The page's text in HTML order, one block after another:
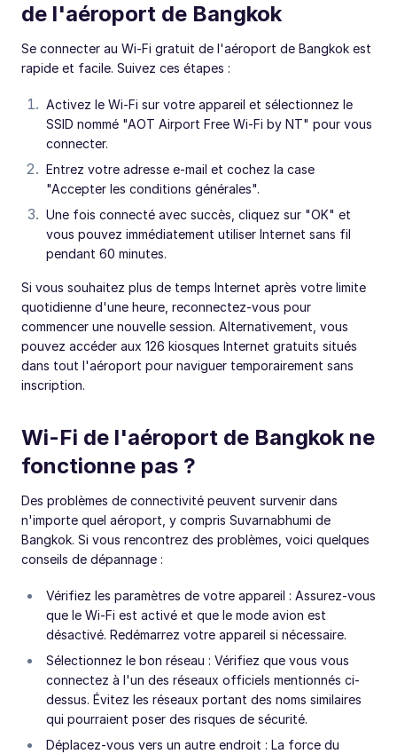
de l'aéroport de Bangkok
Se connecter au Wi-Fi gratuit de l'aéroport de Bangkok est
rapide et facile. Suivez ces étapes :
Activez le Wi-Fi sur votre appareil et sélectionnez le
SSID nommé "AOT Airport Free Wi-Fi by NT" pour vous
connecter.
Entrez votre adresse e-mail et cochez la case
"Accepter les conditions générales".
Une fois connecté avec succès, cliquez sur "OK" et
vous pouvez immédiatement utiliser Internet sans fil
pendant 60 minutes.
Si vous souhaitez plus de temps Internet après votre limite
quotidienne d'une heure, reconnectez-vous pour
commencer une nouvelle session. Alternativement, vous
pouvez accéder aux 126 kiosques Internet gratuits situés
dans tout l'aéroport pour naviguer temporairement sans
inscription.
Wi-Fi de l'aéroport de Bangkok ne
fonctionne pas ?
Des problèmes de connectivité peuvent survenir dans
n'importe quel aéroport, y compris Suvarnabhumi de
Bangkok. Si vous rencontrez des problèmes, voici quelques
conseils de dépannage :
Vérifiez les paramètres de votre appareil : Assurez-vous
que le Wi-Fi est activé et que le mode avion est
désactivé. Redémarrez votre appareil si nécessaire.
Sélectionnez le bon réseau : Vérifiez que vous vous
connectez à l'un des réseaux officiels mentionnés ci-
dessus. Évitez les réseaux portant des noms similaires
qui pourraient poser des risques de sécurité.
Déplacez-vous vers un autre endroit : La force du